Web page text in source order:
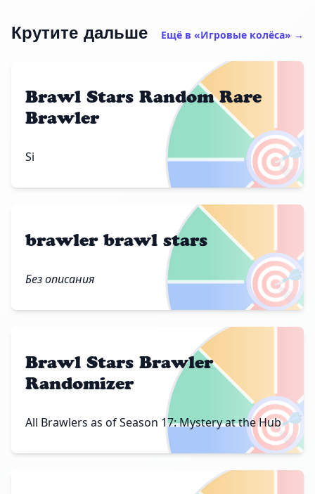
Крутите дальше Ещё в «Игровые колёса» →
🎯
Brawl Stars Random Rare
Brawler
Si
🎯
brawler brawl stars
Без описания
🎯
Brawl Stars Brawler
Randomizer
All Brawlers as of Season 17: Mystery at the Hub